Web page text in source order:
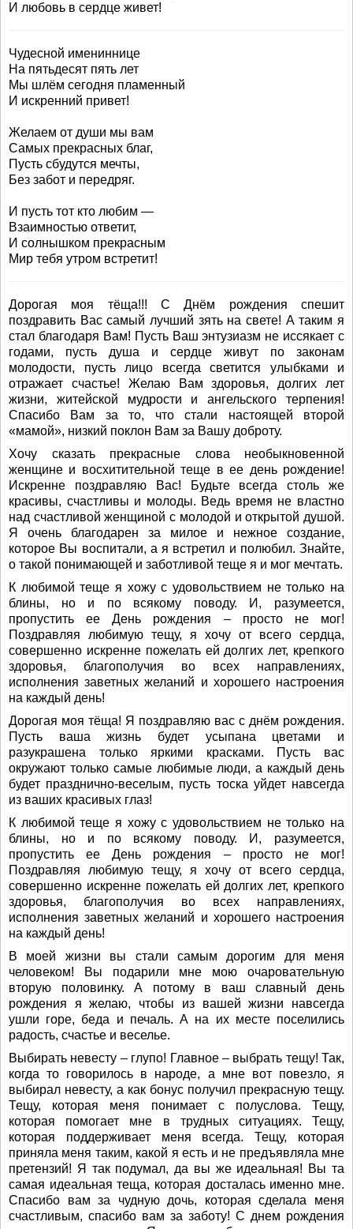
И любовь в сердце живет!
Чудесной имениннице
На пятьдесят пять лет
Мы шлём сегодня пламенный
И искренний привет!
Желаем от души мы вам
Самых прекрасных благ,
Пусть сбудутся мечты,
Без забот и передряг.
И пусть тот кто любим —
Взаимностью ответит,
И солнышком прекрасным
Мир тебя утром встретит!
Дорогая моя тёща!!! С Днём рождения спешит
поздравить Вас самый лучший зять на свете! А таким я
стал благодаря Вам! Пусть Ваш энтузиазм не иссякает с
годами, пусть душа и сердце живут по законам
молодости, пусть лицо всегда светится улыбками и
отражает счастье! Желаю Вам здоровья, долгих лет
жизни, житейской мудрости и ангельского терпения!
Спасибо Вам за то, что стали настоящей второй
«мамой», низкий поклон Вам за Вашу доброту.
Хочу сказать прекрасные слова необыкновенной
женщине и восхитительной теще в ее день рождение!
Искренне поздравляю Вас! Будьте всегда столь же
красивы, счастливы и молоды. Ведь время не властно
над счастливой женщиной с молодой и открытой душой.
Я очень благодарен за милое и нежное создание,
которое Вы воспитали, а я встретил и полюбил. Знайте,
о такой понимающей и заботливой теще я и мог мечтать.
К любимой теще я хожу с удовольствием не только на
блины, но и по всякому поводу. И, разумеется,
пропустить ее День рождения – просто не мог!
Поздравляя любимую тещу, я хочу от всего сердца,
совершенно искренне пожелать ей долгих лет, крепкого
здоровья, благополучия во всех направлениях,
исполнения заветных желаний и хорошего настроения
на каждый день!
Дорогая моя тёща! Я поздравляю вас с днём рождения.
Пусть ваша жизнь будет усыпана цветами и
разукрашена только яркими красками. Пусть вас
окружают только самые любимые люди, а каждый день
будет празднично-веселым, пусть тоска уйдет навсегда
из ваших красивых глаз!
К любимой теще я хожу с удовольствием не только на
блины, но и по всякому поводу. И, разумеется,
пропустить ее День рождения – просто не мог!
Поздравляя любимую тещу, я хочу от всего сердца,
совершенно искренне пожелать ей долгих лет, крепкого
здоровья, благополучия во всех направлениях,
исполнения заветных желаний и хорошего настроения
на каждый день!
В моей жизни вы стали самым дорогим для меня
человеком! Вы подарили мне мою очаровательную
вторую половинку. А потому в ваш славный день
рождения я желаю, чтобы из вашей жизни навсегда
ушли горе, беда и печаль. А на их месте поселились
радость, счастье и веселье.
Выбирать невесту – глупо! Главное – выбрать тещу! Так,
когда то говорилось в народе, а мне вот повезло, я
выбирал невесту, а как бонус получил прекрасную тещу.
Тещу, которая меня понимает с полуслова. Тещу,
которая помогает мне в трудных ситуациях. Тещу,
которая поддерживает меня всегда. Тещу, которая
приняла меня таким, какой я есть и не предъявляла мне
претензий! Я так подумал, да вы же идеальная! Вы та
самая идеальная теща, которая досталась именно мне.
Спасибо вам за чудную дочь, которая сделала меня
счастливым, спасибо вам за заботу! С днем рождения